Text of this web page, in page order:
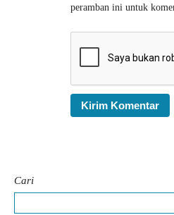
peramban ini untuk
Cari